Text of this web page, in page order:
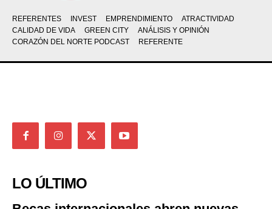
REFERENTES INVEST EMPRENDIMIENTO
ATRACTIVIDAD
CALIDAD DE VIDA
GREEN CITY
ANÁLISIS Y OPINIÓN
CORAZÓN DEL NORTE PODCAST
REFERENTE
LO ÚLTIMO